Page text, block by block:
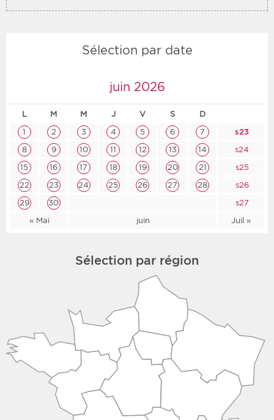
Sélection par date
juin 2026
L M M J V S D
« Mai juin Juil »
1 2 3 4 5 6 7
s23
8
9 10 11 12 13 14
s24
15
16 17 18 19 20 21
s25
22
23 24 25 26 27 28
s26
29
30 s27
Sélection par région